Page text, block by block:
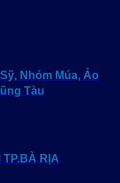
Nhóm Múa, Ảo
Tàu
RỊA